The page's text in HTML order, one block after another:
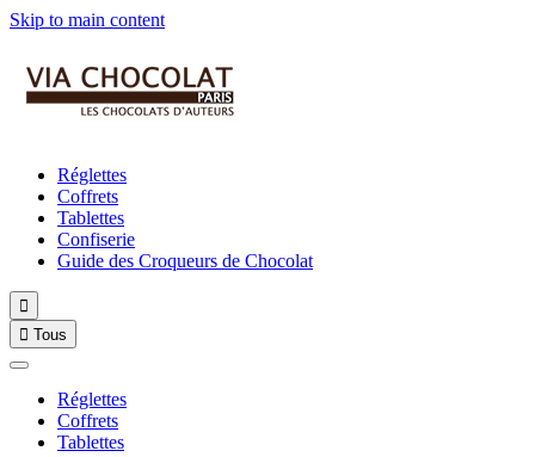
Skip to main content
Réglettes
Coffrets
Tablettes
Confiserie
Guide des Croqueurs de Chocolat

 Tous
Réglettes
Coffrets
Tablettes